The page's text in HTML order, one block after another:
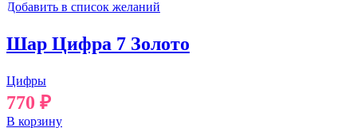
Добавить в список желаний
Шар Цифра 7 Золото
Цифры
770 ₽
В корзину